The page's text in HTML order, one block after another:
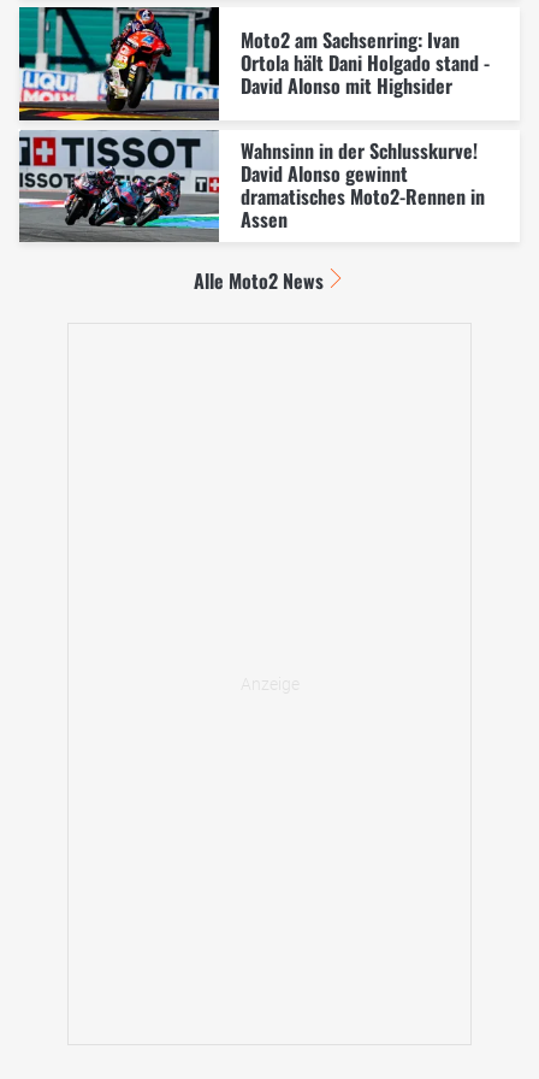
Moto2 am Sachsenring: Ivan
Ortola hält Dani Holgado stand -
David Alonso mit Highsider
Wahnsinn in der Schlusskurve!
David Alonso gewinnt
dramatisches Moto2-Rennen in
Assen
Alle Moto2 News